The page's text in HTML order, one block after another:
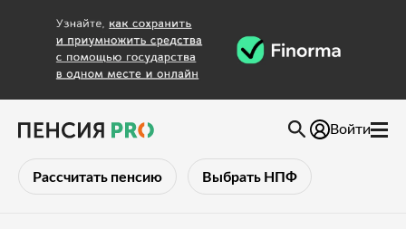
Рассчитать пенсию Выбрать НПФ
Войти